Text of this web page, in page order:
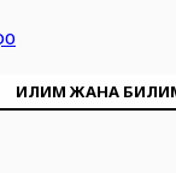
ИЛИМ ЖАНА